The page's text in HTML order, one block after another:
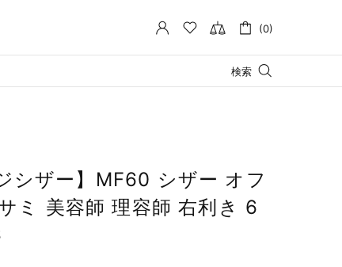
(0)
検索
シザー】MF60 シザー オフ
ミ 美容師 理容師 右利き 6